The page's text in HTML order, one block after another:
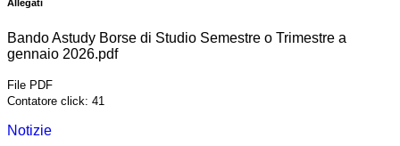
Allegati
Bando Astudy Borse di Studio Semestre o Trimestre a
gennaio 2026.pdf
File PDF
Contatore click: 41
Notizie